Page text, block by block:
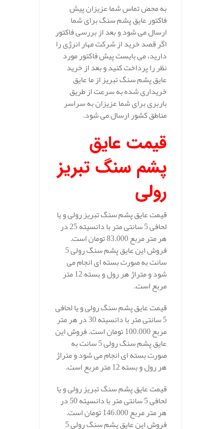
به محض تماس شما عزیزان پیش
فاکتور عایق پشم سنگ برای شما
ارسال می شود و بعد از بررسی فاکتور
اگر قصد خرید از شرکت مهار انرژی را
دارید، می بایست پیش فاکتور مورد
نظر را پرداخت کنید و بعد از خرید
عایق پشم سنگ تبریز از ما عایق
خریداری شده به سرعت از طریق
باربری برای شما عزیزان به سراسر
مناطق کشور ارسال می شود.
قیمت عایق
پشم سنگ تبریز
رولی
قیمت عایق پشم سنگ تبریز رولی و یا
لحافی 5 سانتی متر با دانسیته 25 در
هر متر مربع 83.000 تومان است.
فروش این عایق پشم سنگ رولی 5
سانت به صورت بسته ای انجام می
شود و متراژ هر رول و بسته 12 متر
مربع است.
قیمت عایق پشم سنگ رولی و یا لحافی
5 سانتی متر با دانسیته 30 در هر متر
مربع 100.000 تومان است. فروش این
عایق پشم سنگ رولی 5 سانت به
صورت بسته ای انجام می شود و متراژ
هر رول و بسته 12 متر مربع است.
قیمت عایق پشم سنگ تبریز رولی و یا
لحافی 5 سانتی متر با دانسیته 50 در
هر متر مربع 146.000 تومان است.
فروش این عایق پشم سنگ رولی 5